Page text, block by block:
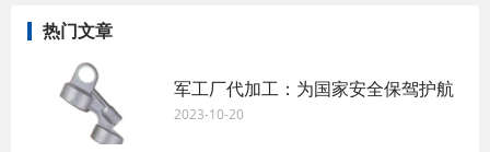
热门文章
军工厂代加工：为国家安全保驾护航
2023-10-20